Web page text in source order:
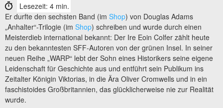
Lesezeit: 4 min.
Er durfte den sechsten Band (im Shop) von Douglas Adams
„Anhalter“-Trilogie (im Shop) schreiben und wurde durch einen
Meisterdieb international bekannt: Der Ire Eoin Colfer zählt heute
zu den bekanntesten SFF-Autoren von der grünen Insel. In seiner
neuen Reihe „WARP“ lebt der Sohn eines Historikers seine eigene
Leidenschaft für Geschichte aus und entführt sein Publikum ins
Zeitalter Königin Viktorias, in die Ära Oliver Cromwells und in ein
faschistoides Großbritannien, das glücklicherweise nie zur Realität
wurde.